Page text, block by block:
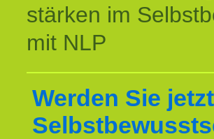
stärken im
mit NLP
Werden Sie